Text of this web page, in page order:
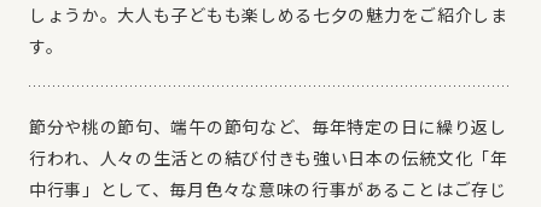
しょうか。大人も子どもも楽しめる七夕の魅力をご紹介しま
す。
節分や桃の節句、端午の節句など、毎年特定の日に繰り返し
行われ、人々の生活との結び付きも強い日本の伝統文化「年
中行事」として、毎月色々な意味の行事があることはご存じ